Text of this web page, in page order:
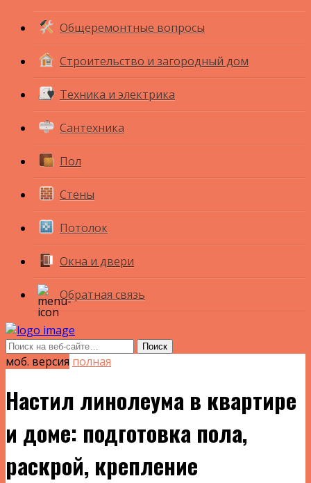
Общеремонтные вопросы
Строительство и загородный дом
Техника и электрика
Сантехника
Пол
Стены
Потолок
Окна и двери
Обратная связь
моб. версия полная
Настил линолеума в квартире
и доме: подготовка пола,
раскрой, крепление